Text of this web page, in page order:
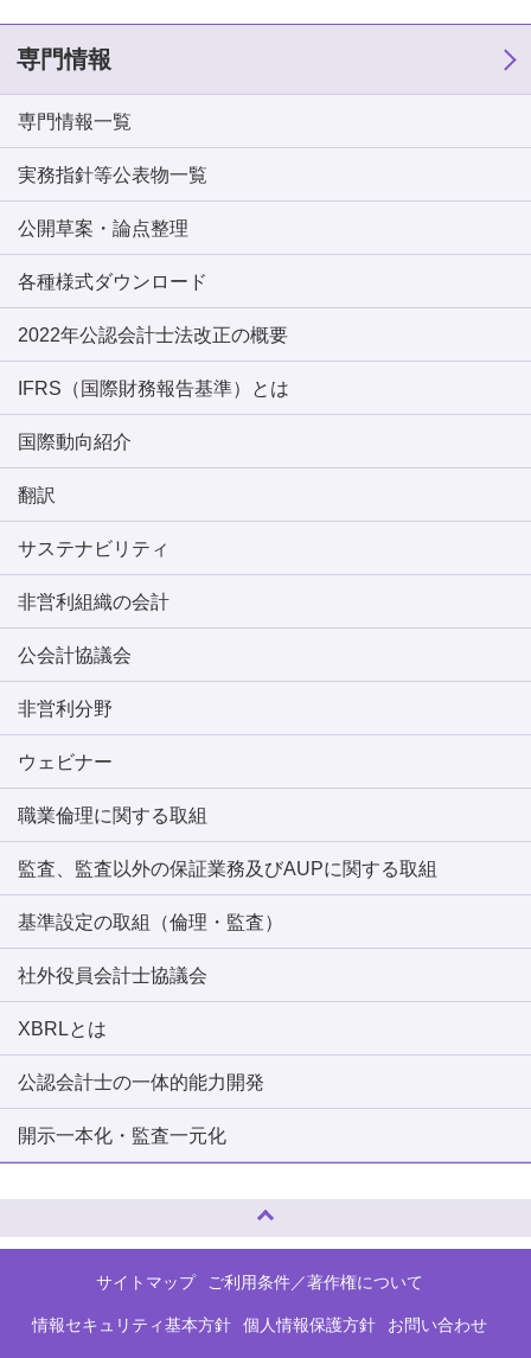
専門情報
専門情報一覧
実務指針等公表物一覧
公開草案・論点整理
各種様式ダウンロード
2022年公認会計士法改正の概要
IFRS（国際財務報告基準）とは
国際動向紹介
翻訳
サステナビリティ
非営利組織の会計
公会計協議会
非営利分野
ウェビナー
職業倫理に関する取組
監査、監査以外の保証業務及びAUPに関する取組
基準設定の取組（倫理・監査）
社外役員会計士協議会
XBRLとは
公認会計士の一体的能力開発
開示一本化・監査一元化
サイトマップ ご利用条件／著作権について
情報セキュリティ基本方針 個人情報保護方針 お問い合わせ